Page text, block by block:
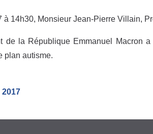
à 14h30, Monsieur Jean-Pierre Villain,
de la République Emmanuel Macron
plan autisme.
2017